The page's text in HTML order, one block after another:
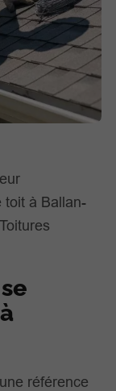
toit à Ballan-
référence